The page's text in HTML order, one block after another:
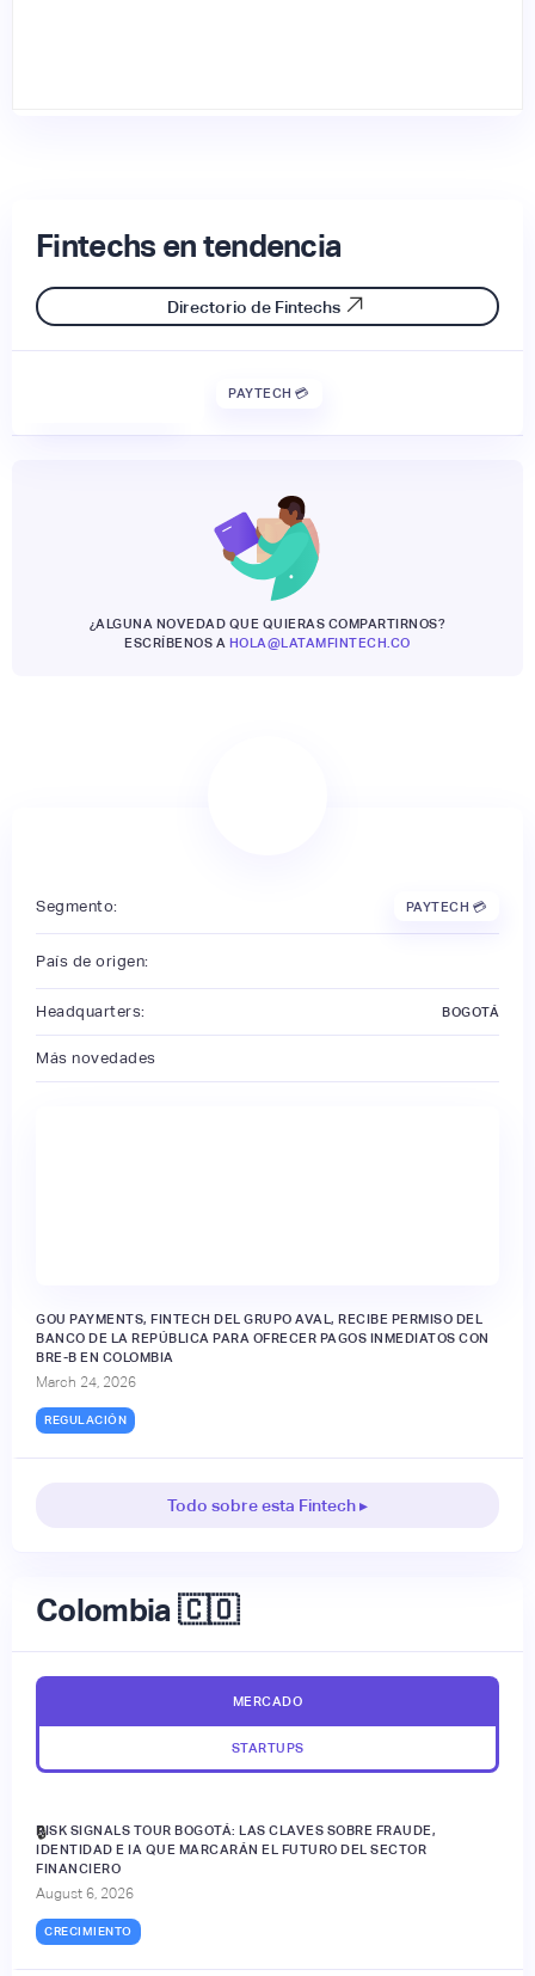
Fintechs en tendencia
Directorio de Fintechs
PAYTECH 💳
¿ALGUNA NOVEDAD QUE QUIERAS COMPARTIRNOS?
ESCRÍBENOS A HOLA@LATAMFINTECH.CO
Segmento: PAYTECH 💳
País de origen:
Headquarters: BOGOTÁ
Más novedades
GOU PAYMENTS, FINTECH DEL GRUPO AVAL, RECIBE PERMISO DEL
BANCO DE LA REPÚBLICA PARA OFRECER PAGOS INMEDIATOS CON
BRE-B EN COLOMBIA
March 24, 2026
REGULACIÓN
Todo sobre esta Fintech ▸
Colombia 🇨🇴
MERCADO
STARTUPS
RISK SIGNALS TOUR BOGOTÁ: LAS CLAVES SOBRE FRAUDE,
IDENTIDAD E IA QUE MARCARÁN EL FUTURO DEL SECTOR
FINANCIERO
August 6, 2026
CRECIMIENTO
🔒